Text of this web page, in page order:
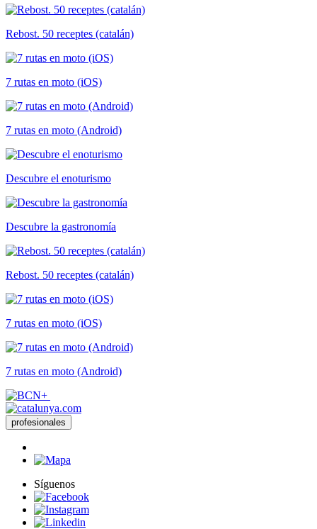
Rebost. 50 receptes (catalán)
7 rutas en moto (iOS)
7 rutas en moto (Android)
Descubre el enoturismo
Descubre la gastronomía
Rebost. 50 receptes (catalán)
7 rutas en moto (iOS)
7 rutas en moto (Android)
profesionales
Síguenos